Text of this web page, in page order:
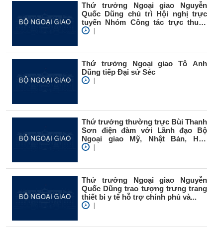
Thứ trưởng Ngoại giao Nguyễn
Quốc Dũng chủ trì Hội nghị trực
tuyến Nhóm Công tác trực thuộc
Hội...|
Thứ trưởng Ngoại giao Tô Anh
Dũng tiếp Đại sứ Séc
|
Thứ trưởng thường trực Bùi Thanh
Sơn điện đàm với Lãnh đạo Bộ
Ngoại giao Mỹ, Nhật Bản, Hàn
Quốc,...
|
Thứ trưởng Ngoại giao Nguyễn
Quốc Dũng trao tượng trưng trang
thiết bi y tế hỗ trợ chính phủ và...
|